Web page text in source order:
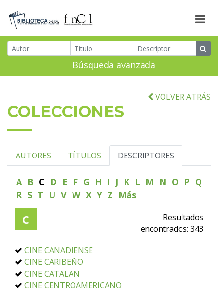
Búsqueda avanzada
VOLVER ATRÁS
COLECCIONES
AUTORES TÍTULOS DESCRIPTORES
A B C D E F G H I J K L M N O P Q
R S T U V W X Y Z Más
C
Resultados
encontrados: 343
CINE CANADIENSE
CINE CARIBEÑO
CINE CATALAN
CINE CENTROAMERICANO